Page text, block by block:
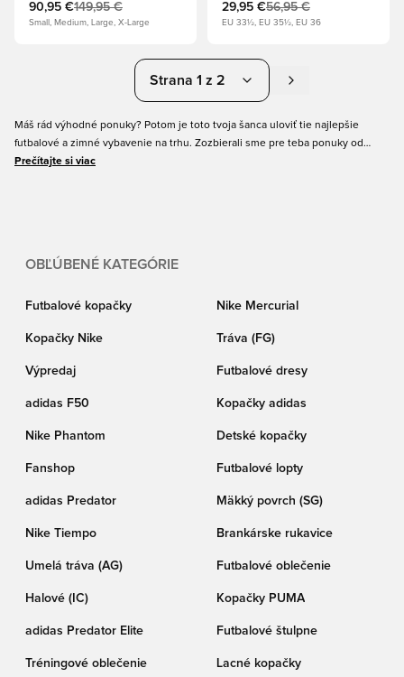
90,95 €149,95 €
Small, Medium, Large, X-Large
29,95 €56,95 €
EU 33½, EU 35½, EU 36
Strana 1 z 2
Máš rád výhodné ponuky? Potom je toto tvoja šanca uloviť tie najlepšie
futbalové a zimné vybavenie na trhu. Zozbierali sme pre teba ponuky od
najväčších značiek ako Nika, adidas, PUMA, New Balance a mnohých ďalších.
Prečítajte si viac
OBĽÚBENÉ KATEGÓRIE
Futbalové kopačky Nike Mercurial
Kopačky Nike Tráva (FG)
Výpredaj Futbalové dresy
adidas F50 Kopačky adidas
Nike Phantom Detské kopačky
Fanshop Futbalové lopty
adidas Predator Mäkký povrch (SG)
Nike Tiempo Brankárske rukavice
Umelá tráva (AG) Futbalové oblečenie
Halové (IC) Kopačky PUMA
adidas Predator Elite Futbalové štulpne
Tréningové oblečenie Lacné kopačky